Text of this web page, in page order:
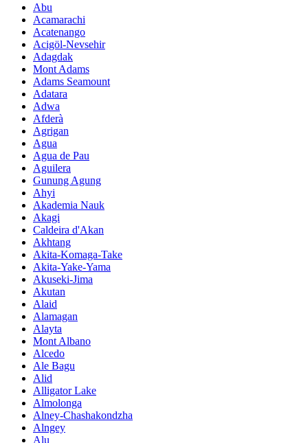
Abu
Acamarachi
Acatenango
Acigöl-Nevsehir
Adagdak
Mont Adams
Adams Seamount
Adatara
Adwa
Afderà
Agrigan
Agua
Agua de Pau
Aguilera
Gunung Agung
Ahyi
Akademia Nauk
Akagi
Caldeira d'Akan
Akhtang
Akita-Komaga-Take
Akita-Yake-Yama
Akuseki-Jima
Akutan
Alaid
Alamagan
Alayta
Mont Albano
Alcedo
Ale Bagu
Alid
Alligator Lake
Almolonga
Alney-Chashakondzha
Alngey
Alu